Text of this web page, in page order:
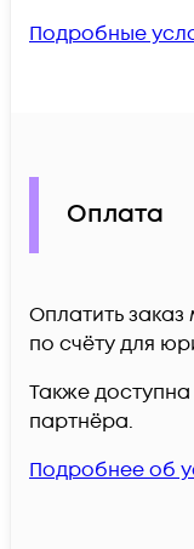
Подробные
Оплата
Оплатить
по счёту для
Также
партнёра.
Подробнее об